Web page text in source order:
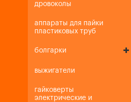
дровоколы
аппараты для пайки
пластиковых труб
болгарки
выжигатели
гайковерты
электрические и